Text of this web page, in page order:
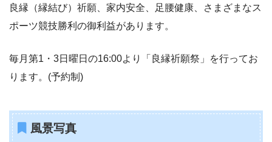
良縁（縁結び）祈願、家内安全、足腰健康、さまざまなス
ポーツ競技勝利の御利益があります。
毎月第1・3日曜日の16:00より「良縁祈願祭」を行ってお
ります。(予約制)
風景写真